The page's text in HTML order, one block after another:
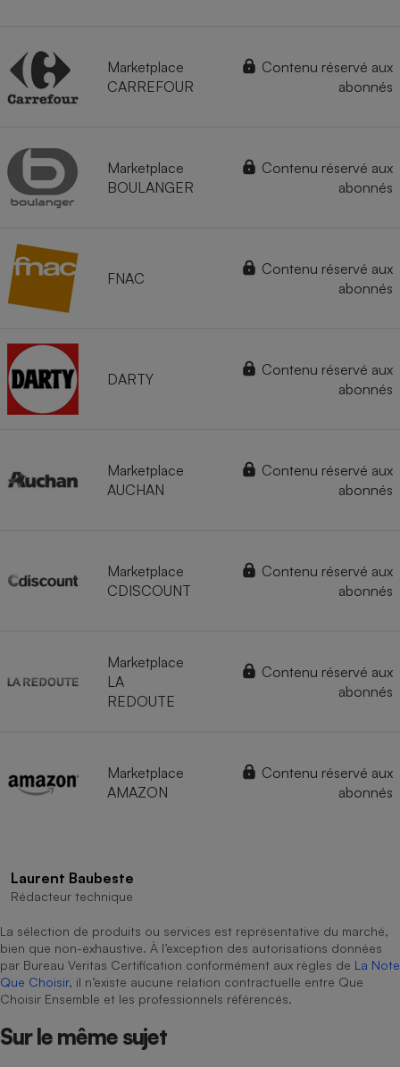
Marketplace
CARREFOUR
Contenu réservé aux
abonnés
Marketplace
BOULANGER
Contenu réservé aux
abonnés
FNAC
Contenu réservé aux
abonnés
DARTY
Contenu réservé aux
abonnés
Marketplace
AUCHAN
Contenu réservé aux
abonnés
Marketplace
CDISCOUNT
Contenu réservé aux
abonnés
Marketplace
LA
REDOUTE
Contenu réservé aux
abonnés
Marketplace
AMAZON
Contenu réservé aux
abonnés
Laurent Baubeste
Rédacteur technique
La sélection de produits ou services est représentative du marché,
bien que non-exhaustive. À l’exception des autorisations données
par Bureau Veritas Certification conformément aux règles de La Note
Que Choisir, il n’existe aucune relation contractuelle entre Que
Choisir Ensemble et les professionnels référencés.
Sur le même sujet